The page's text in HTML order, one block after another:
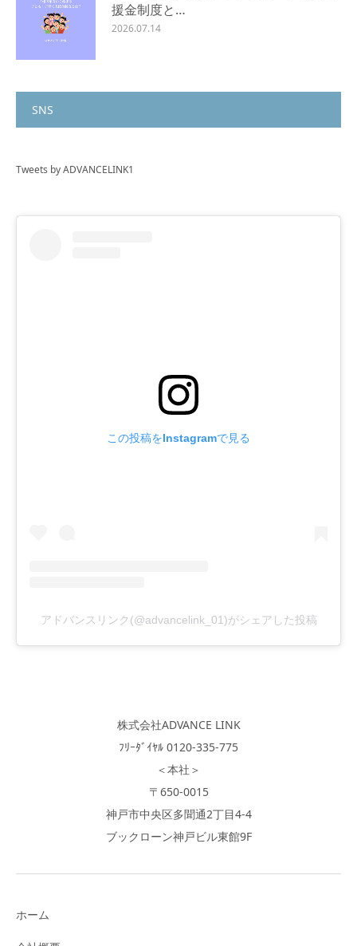
援金制度と…
2026.07.14
SNS
Tweets by ADVANCELINK1
この投稿をInstagramで見る
アドバンスリンク(@advancelink_01)がシェアした投稿
株式会社ADVANCE LINK
ﾌﾘｰﾀﾞｲﾔﾙ 0120-335-775
＜本社＞
〒650-0015
神戸市中央区多聞通2丁目4-4
ブックローン神戸ビル東館9F
ホーム